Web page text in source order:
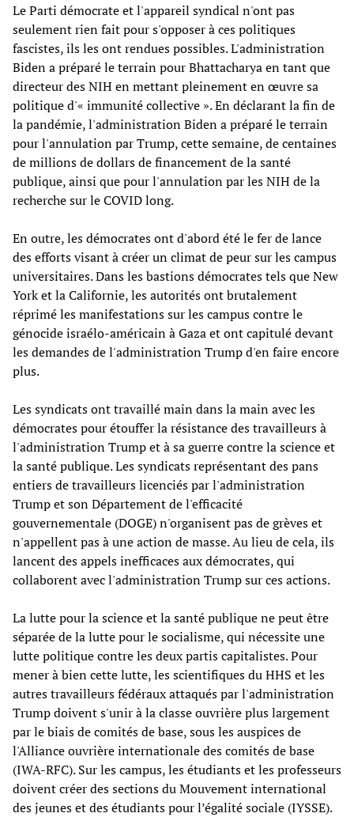
Le Parti démocrate et l'appareil syndical n'ont pas
seulement rien fait pour s'opposer à ces politiques
fascistes, ils les ont rendues possibles. L'administration
Biden a préparé le terrain pour Bhattacharya en tant que
directeur des NIH en mettant pleinement en œuvre sa
politique d'« immunité collective ». En déclarant la fin de
la pandémie, l'administration Biden a préparé le terrain
pour l'annulation par Trump, cette semaine, de centaines
de millions de dollars de financement de la santé
publique, ainsi que pour l'annulation par les NIH de la
recherche sur le COVID long.
En outre, les démocrates ont d'abord été le fer de lance
des efforts visant à créer un climat de peur sur les campus
universitaires. Dans les bastions démocrates tels que New
York et la Californie, les autorités ont brutalement
réprimé les manifestations sur les campus contre le
génocide israélo-américain à Gaza et ont capitulé devant
les demandes de l'administration Trump d'en faire encore
plus.
Les syndicats ont travaillé main dans la main avec les
démocrates pour étouffer la résistance des travailleurs à
l'administration Trump et à sa guerre contre la science et
la santé publique. Les syndicats représentant des pans
entiers de travailleurs licenciés par l'administration
Trump et son Département de l'efficacité
gouvernementale (DOGE) n'organisent pas de grèves et
n'appellent pas à une action de masse. Au lieu de cela, ils
lancent des appels inefficaces aux démocrates, qui
collaborent avec l'administration Trump sur ces actions.
La lutte pour la science et la santé publique ne peut être
séparée de la lutte pour le socialisme, qui nécessite une
lutte politique contre les deux partis capitalistes. Pour
mener à bien cette lutte, les scientifiques du HHS et les
autres travailleurs fédéraux attaqués par l'administration
Trump doivent s'unir à la classe ouvrière plus largement
par le biais de comités de base, sous les auspices de
l'Alliance ouvrière internationale des comités de base
(IWA-RFC). Sur les campus, les étudiants et les professeurs
doivent créer des sections du Mouvement international
des jeunes et des étudiants pour l’égalité sociale (IYSSE).